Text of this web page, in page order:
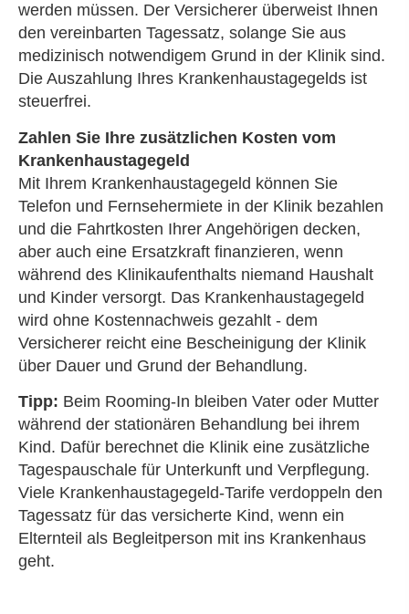
werden müssen. Der Versicherer überweist Ihnen
den vereinbarten Tagessatz, solange Sie aus
medizinisch notwendigem Grund in der Klinik sind.
Die Auszahlung Ihres Krankenhaustagegelds ist
steuerfrei.
Zahlen Sie Ihre zusätzlichen Kosten vom
Krankenhaustagegeld
Mit Ihrem Krankenhaustagegeld können Sie
Telefon und Fernsehermiete in der Klinik bezahlen
und die Fahrtkosten Ihrer Angehörigen decken,
aber auch eine Ersatzkraft finanzieren, wenn
während des Klinikaufenthalts niemand Haushalt
und Kinder versorgt. Das Krankenhaustagegeld
wird ohne Kostennachweis gezahlt - dem
Versicherer reicht eine Bescheinigung der Klinik
über Dauer und Grund der Behandlung.
Tipp: Beim Rooming-In bleiben Vater oder Mutter
während der stationären Behandlung bei ihrem
Kind. Dafür berechnet die Klinik eine zusätzliche
Tagespauschale für Unterkunft und Verpflegung.
Viele Krankenhaustagegeld-Tarife verdoppeln den
Tagessatz für das versicherte Kind, wenn ein
Elternteil als Begleitperson mit ins Krankenhaus
geht.